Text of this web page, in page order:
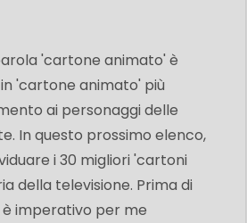
'cartone animato' è
'cartone animato' più
ai personaggi delle
In questo prossimo elenco,
i 30 migliori 'cartoni
della televisione. Prima di
è imperativo per me